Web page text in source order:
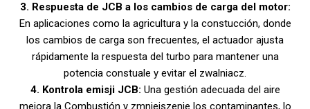
3. Respuesta de JCB a los cambios de carga del motor:
En aplicaciones como la agricultura y la constucción, donde
los cambios de carga son frecuentes, el actuador ajusta
rápidamente la respuesta del turbo para mantener una
potencia constuale y evitar el zwalniacz.
4. Kontrola emisji JCB: Una gestión adecuada del aire